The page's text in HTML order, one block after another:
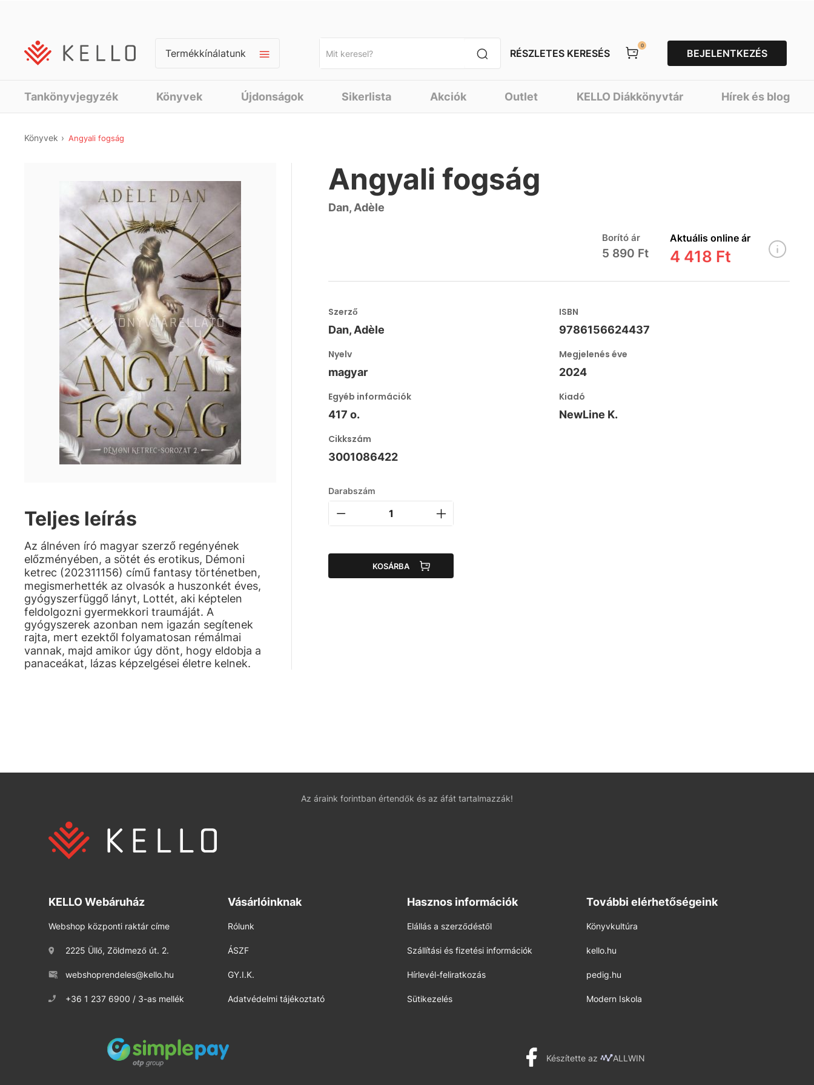
Termékkínálatunk RÉSZLETES KERESÉS
0
BEJELENTKEZÉS
Tankönyvjegyzék Könyvek Újdonságok Sikerlista Akciók Outlet KELLO Diákkönyvtár Hírek és blog
Könyvek Angyali fogság
Teljes leírás
Az álnéven író magyar szerző regényének
előzményében, a sötét és erotikus, Démoni
ketrec (202311156) című fantasy történetben,
megismerhették az olvasók a huszonkét éves,
gyógyszerfüggő lányt, Lottét, aki képtelen
feldolgozni gyermekkori traumáját. A
gyógyszerek azonban nem igazán segítenek
rajta, mert ezektől folyamatosan rémálmai
vannak, majd amikor úgy dönt, hogy eldobja a
panaceákat, lázas képzelgései életre kelnek.
Angyali fogság
Dan, Adèle
Borító ár
5 890 Ft
Aktuális online ár
4 418 Ft
Szerző
Dan, Adèle
ISBN
9786156624437
Nyelv
magyar
Megjelenés éve
2024
Egyéb információk
417 o.
Kiadó
NewLine K.
Cikkszám
3001086422
Darabszám
KOSÁRBA
Az áraink forintban értendők és az áfát tartalmazzák!
KELLO Webáruház
Webshop központi raktár címe
2225 Üllő, Zöldmező út. 2.
webshoprendeles@kello.hu
+36 1 237 6900 / 3-as mellék
Vásárlóinknak
Rólunk
ÁSZF
GY.I.K.
Adatvédelmi tájékoztató
Hasznos információk
Elállás a szerződéstől
Szállítási és fizetési információk
Hírlevél-feliratkozás
Sütikezelés
További elérhetőségeink
Könyvkultúra
kello.hu
pedig.hu
Modern Iskola
Készítette az ALLWIN